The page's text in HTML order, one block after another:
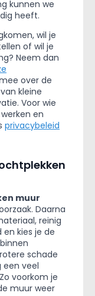
kunnen we
heeft.
wil je
of wil je
Neem dan
over de
kleine
Voor wie
en
privacybeleid
muur
Daarna
reinig
kies je de
schade
een veel
voorkom je
muur weer